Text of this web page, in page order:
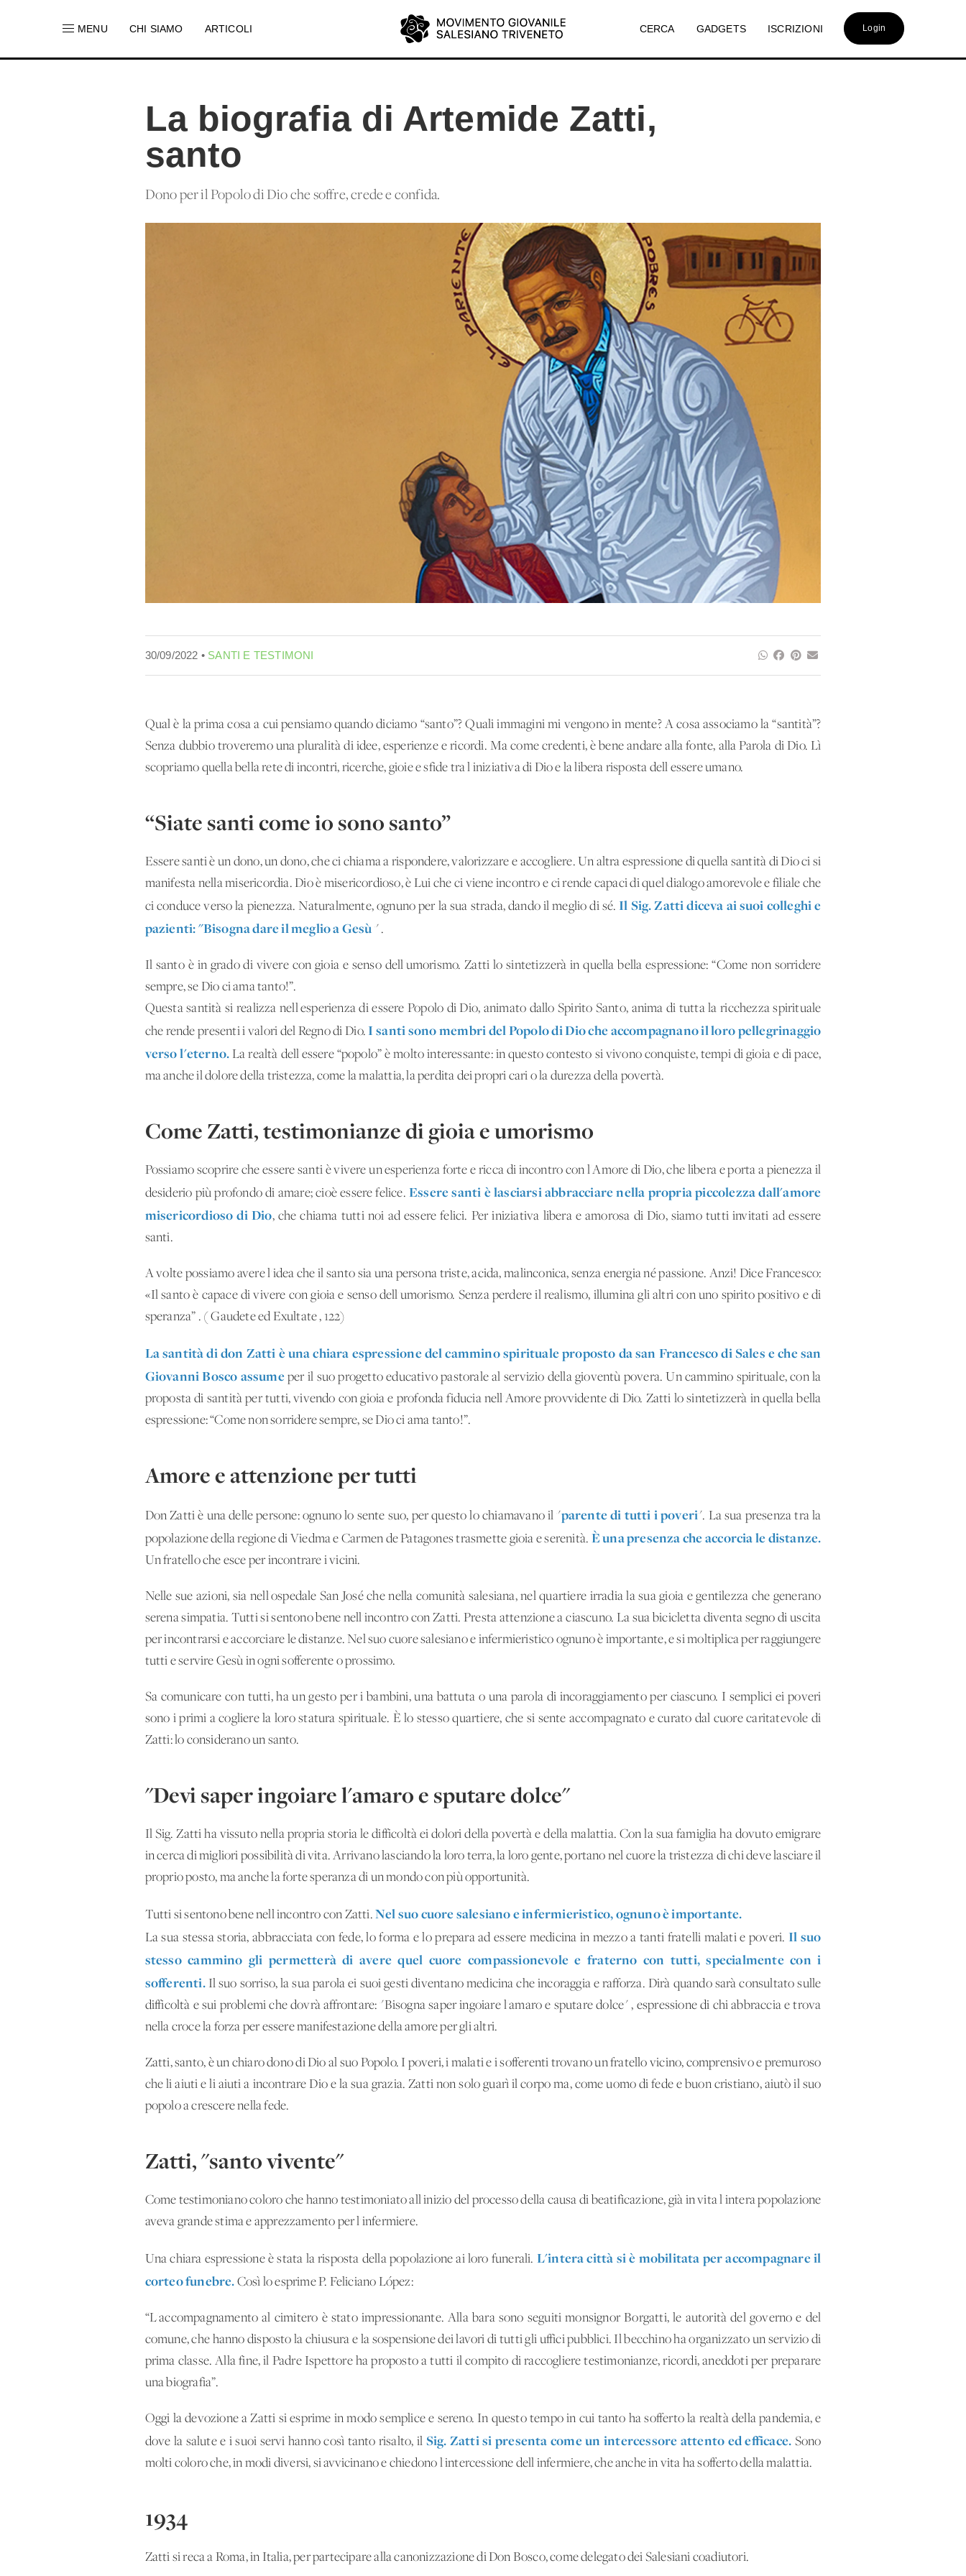
MENU CHI SIAMO ARTICOLI CERCA GADGETS ISCRIZIONI Login
La biografia di Artemide Zatti,
santo
Dono per il Popolo di Dio che soffre, crede e confida.
30/09/2022 • SANTI E TESTIMONI
Qual è la prima cosa a cui pensiamo quando diciamo “santo”? Quali immagini mi vengono in mente? A cosa associamo la “santità”?
Senza dubbio troveremo una pluralità di idee, esperienze e ricordi. Ma come credenti, è bene andare alla fonte, alla Parola di Dio. Lì
scopriamo quella bella rete di incontri, ricerche, gioie e sfide tra l'iniziativa di Dio e la libera risposta dell'essere umano.
“Siate santi come io sono santo”
Essere santi è un dono, un dono, che ci chiama a rispondere, valorizzare e accogliere. Un'altra espressione di quella santità di Dio ci si
manifesta nella misericordia. Dio è misericordioso, è Lui che ci viene incontro e ci rende capaci di quel dialogo amorevole e filiale che
ci conduce verso la pienezza. Naturalmente, ognuno per la sua strada, dando il meglio di sé.Il Sig. Zatti diceva ai suoi colleghi e
pazienti: "Bisogna dare il meglio a Gesù " .
Il santo è in grado di vivere con gioia e senso dell'umorismo. Zatti lo sintetizzerà in quella bella espressione: “Come non sorridere
sempre, se Dio ci ama tanto!”.
Questa santità si realizza nell'esperienza di essere Popolo di Dio, animato dallo Spirito Santo, anima di tutta la ricchezza spirituale
che rende presenti i valori del Regno di Dio.I santi sono membri del Popolo di Dio che accompagnano il loro pellegrinaggio
verso l'eterno. La realtà dell'essere “popolo” è molto interessante: in questo contesto si vivono conquiste, tempi di gioia e di pace,
ma anche il dolore della tristezza, come la malattia, la perdita dei propri cari o la durezza della povertà.
Come Zatti, testimonianze di gioia e umorismo
Possiamo scoprire che essere santi è vivere un'esperienza forte e ricca di incontro con l'Amore di Dio, che libera e porta a pienezza il
desiderio più profondo di amare; cioè essere felice. Essere santi è lasciarsi abbracciare nella propria piccolezza dall'amore
misericordioso di Dio, che chiama tutti noi ad essere felici. Per iniziativa libera e amorosa di Dio, siamo tutti invitati ad essere
santi.
A volte possiamo avere l'idea che il santo sia una persona triste, acida, malinconica, senza energia né passione. Anzi! Dice Francesco:
«Il santo è capace di vivere con gioia e senso dell'umorismo. Senza perdere il realismo, illumina gli altri con uno spirito positivo e di
speranza” . ( Gaudete ed Exultate , 122)
La santità di don Zatti è una chiara espressione del cammino spirituale proposto da san Francesco di Sales e che san
Giovanni Bosco assumeper il suo progetto educativo pastorale al servizio della gioventù povera. Un cammino spirituale, con la
proposta di santità per tutti, vivendo con gioia e profonda fiducia nell'Amore provvidente di Dio. Zatti lo sintetizzerà in quella bella
espressione: “Come non sorridere sempre, se Dio ci ama tanto!”.
Amore e attenzione per tutti
Don Zatti è una delle persone: ognuno lo sente suo, per questo lo chiamavano il "parente di tutti i poveri". La sua presenza tra la
popolazione della regione di Viedma e Carmen de Patagones trasmette gioia e serenità. È una presenza che accorcia le distanze.
Un fratello che esce per incontrare i vicini.
Nelle sue azioni, sia nell'ospedale San José che nella comunità salesiana, nel quartiere irradia la sua gioia e gentilezza che generano
serena simpatia. Tutti si sentono bene nell'incontro con Zatti. Presta attenzione a ciascuno. La sua bicicletta diventa segno di uscita
per incontrarsi e accorciare le distanze. Nel suo cuore salesiano e infermieristico ognuno è importante, e si moltiplica per raggiungere
tutti e servire Gesù in ogni sofferente o prossimo.
Sa comunicare con tutti, ha un gesto per i bambini, una battuta o una parola di incoraggiamento per ciascuno. I semplici ei poveri
sono i primi a cogliere la loro statura spirituale. È lo stesso quartiere, che si sente accompagnato e curato dal cuore caritatevole di
Zatti: lo considerano un santo.
"Devi saper ingoiare l'amaro e sputare dolce"
Il Sig. Zatti ha vissuto nella propria storia le difficoltà ei dolori della povertà e della malattia. Con la sua famiglia ha dovuto emigrare
in cerca di migliori possibilità di vita. Arrivano lasciando la loro terra, la loro gente, portano nel cuore la tristezza di chi deve lasciare il
proprio posto, ma anche la forte speranza di un mondo con più opportunità.
Tutti si sentono bene nell'incontro con Zatti. Nel suo cuore salesiano e infermieristico, ognuno è importante.
La sua stessa storia, abbracciata con fede, lo forma e lo prepara ad essere medicina in mezzo a tanti fratelli malati e poveri. Il suo
stesso cammino gli permetterà di avere quel cuore compassionevole e fraterno con tutti, specialmente con i
sofferenti.Il suo sorriso, la sua parola ei suoi gesti diventano medicina che incoraggia e rafforza. Dirà quando sarà consultato sulle
difficoltà e sui problemi che dovrà affrontare: "Bisogna saper ingoiare l'amaro e sputare dolce" , espressione di chi abbraccia e trova
nella croce la forza per essere manifestazione della amore per gli altri.
Zatti, santo, è un chiaro dono di Dio al suo Popolo. I poveri, i malati e i sofferenti trovano un fratello vicino, comprensivo e premuroso
che li aiuti e li aiuti a incontrare Dio e la sua grazia. Zatti non solo guarì il corpo ma, come uomo di fede e buon cristiano, aiutò il suo
popolo a crescere nella fede.
Zatti, "santo vivente"
Come testimoniano coloro che hanno testimoniato all'inizio del processo della causa di beatificazione, già in vita l'intera popolazione
aveva grande stima e apprezzamento per l'infermiere.
Una chiara espressione è stata la risposta della popolazione ai loro funerali. L'intera città si è mobilitata per accompagnare il
corteo funebre. Così lo esprime P. Feliciano López:
“L'accompagnamento al cimitero è stato impressionante. Alla bara sono seguiti monsignor Borgatti, le autorità del governo e del
comune, che hanno disposto la chiusura e la sospensione dei lavori di tutti gli uffici pubblici. Il becchino ha organizzato un servizio di
prima classe. Alla fine, il Padre Ispettore ha proposto a tutti il ​​compito di raccogliere testimonianze, ricordi, aneddoti per preparare
una biografia”.
Oggi la devozione a Zatti si esprime in modo semplice e sereno. In questo tempo in cui tanto ha sofferto la realtà della pandemia, e
dove la salute e i suoi servi hanno così tanto risalto, il Sig. Zatti si presenta come un intercessore attento ed efficace. Sono
molti coloro che, in modi diversi, si avvicinano e chiedono l'intercessione dell'infermiere, che anche in vita ha sofferto della malattia.
1934
Zatti si reca a Roma, in Italia, per partecipare alla canonizzazione di Don Bosco, come delegato dei Salesiani coadiutori.